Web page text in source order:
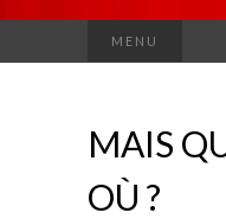
MENU
MAIS
OÙ ?